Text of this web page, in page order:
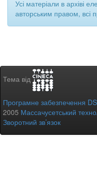
Усі матеріали в архіві
авторським правом, всі
Тема від
Програмне забезпечення
2005 Массачусетський
Зворотний зв’язок